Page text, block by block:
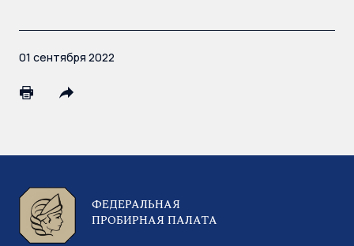
01 сентября 2022
ФЕДЕРАЛЬНАЯ
ПРОБИРНАЯ ПАЛАТА